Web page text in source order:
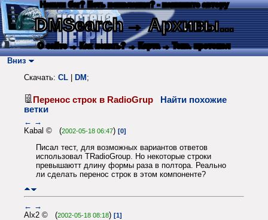
Нашли баг? Есть пожелания? - напишите автору
DMSearch→ Архивы...
О сайте → Как искать? → Карта → Текс. протокол
Вниз
Скачать: CL DM ;
Перенос строк в RadioGrup
Найти похожие
ветки
← →
Kabal © (2002-05-18 06:47) [0]
Писал тест, для возможных вариантов ответов
использовал TRadioGroup. Но некоторые строки
превышаютт длину формы раза в полтора. Реально
ли сделать перенос строк в этом компоненте?
← →
Alx2 © (2002-05-18 08:18) [1]